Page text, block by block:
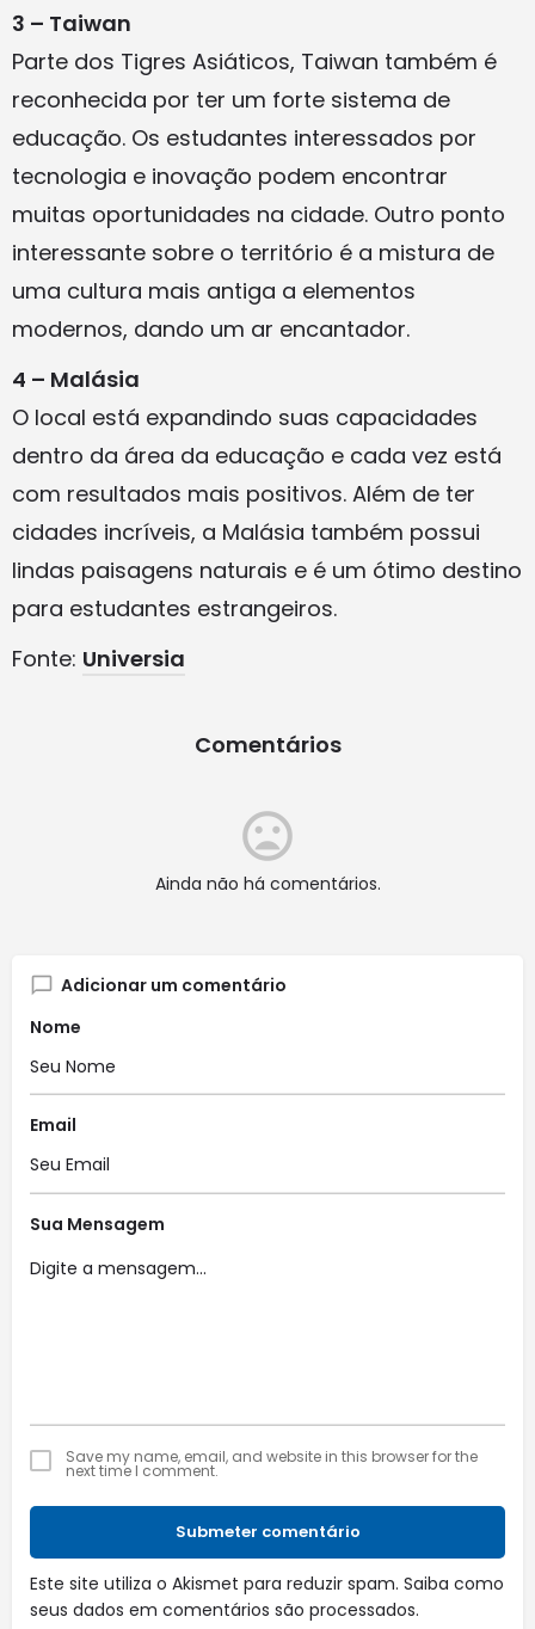
3 – Taiwan
Parte dos Tigres Asiáticos, Taiwan também é
reconhecida por ter um forte sistema de
educação. Os estudantes interessados por
tecnologia e inovação podem encontrar
muitas oportunidades na cidade. Outro ponto
interessante sobre o território é a mistura de
uma cultura mais antiga a elementos
modernos, dando um ar encantador.
4 – Malásia
O local está expandindo suas capacidades
dentro da área da educação e cada vez está
com resultados mais positivos. Além de ter
cidades incríveis, a Malásia também possui
lindas paisagens naturais e é um ótimo destino
para estudantes estrangeiros.
Fonte: Universia
Comentários
Ainda não há comentários.
Adicionar um comentário
Nome
Email
Sua Mensagem
Save my name, email, and website in this browser for the
next time I comment.
Submeter comentário
Este site utiliza o Akismet para reduzir spam. Saiba como
seus dados em comentários são processados.